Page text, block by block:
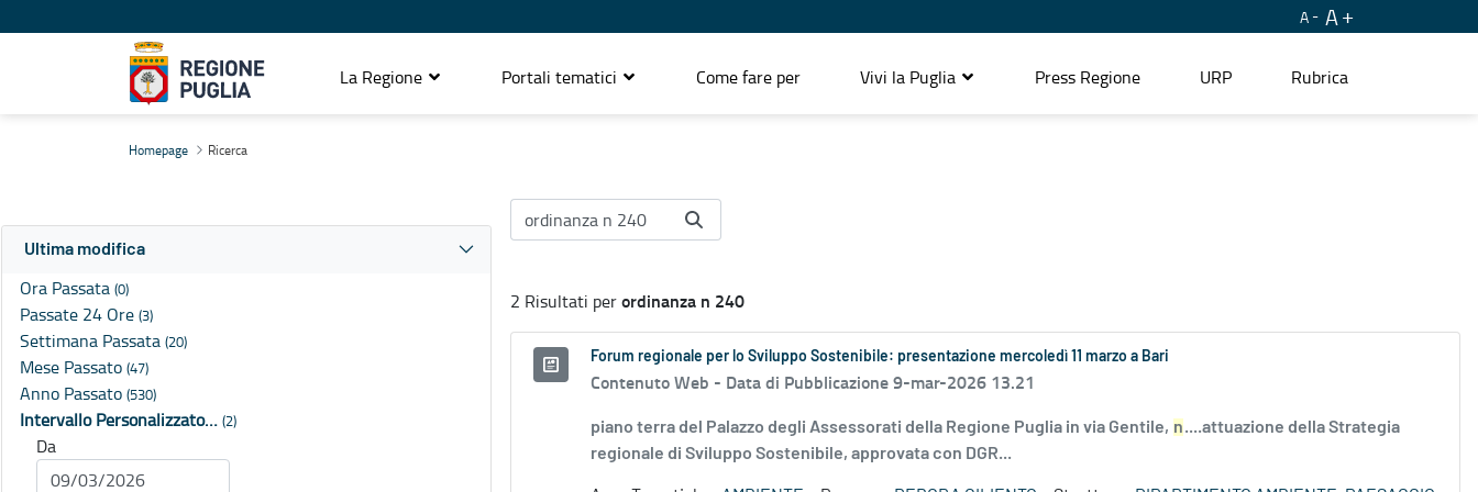
A A
La Regione Portali tematici Come fare per Vivi la Puglia Press Regione URP Rubrica
Homepage Ricerca
Ultima modifica
Ora Passata (0)
Passate 24 Ore (3)
Settimana Passata (20)
Mese Passato (47)
Anno Passato (530)
Intervallo Personalizzato… (2)
Da
2 Risultati perordinanza n 240
Forum regionale per lo Sviluppo Sostenibile: presentazione mercoledì 11 marzo a Bari
Contenuto Web - Data di Pubblicazione 9-mar-2026 13.21
piano terra del Palazzo degli Assessorati della Regione Puglia in via Gentile, n....attuazione della Strategia
regionale di Sviluppo Sostenibile, approvata con DGR...